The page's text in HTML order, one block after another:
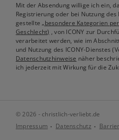
Mit der Absendung willige ich ein,
Registrierung oder bei Nutzung
gestellte„besondere Kategorien
Geschlecht) , von ICONY zur
verarbeitet werden, wie im
und Nutzung des ICONY-Dienstes
Datenschutzhinweise näher
ich jederzeit mit Wirkung für die
© 2026 - christlich-verliebt.de
Impressum
Datenschutz